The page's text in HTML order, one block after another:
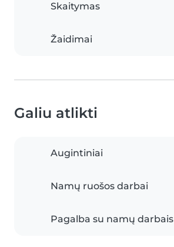
Skaitymas
Žaidimai
Galiu atlikti
Augintiniai
Namų ruošos darbai
Pagalba su namų darbais